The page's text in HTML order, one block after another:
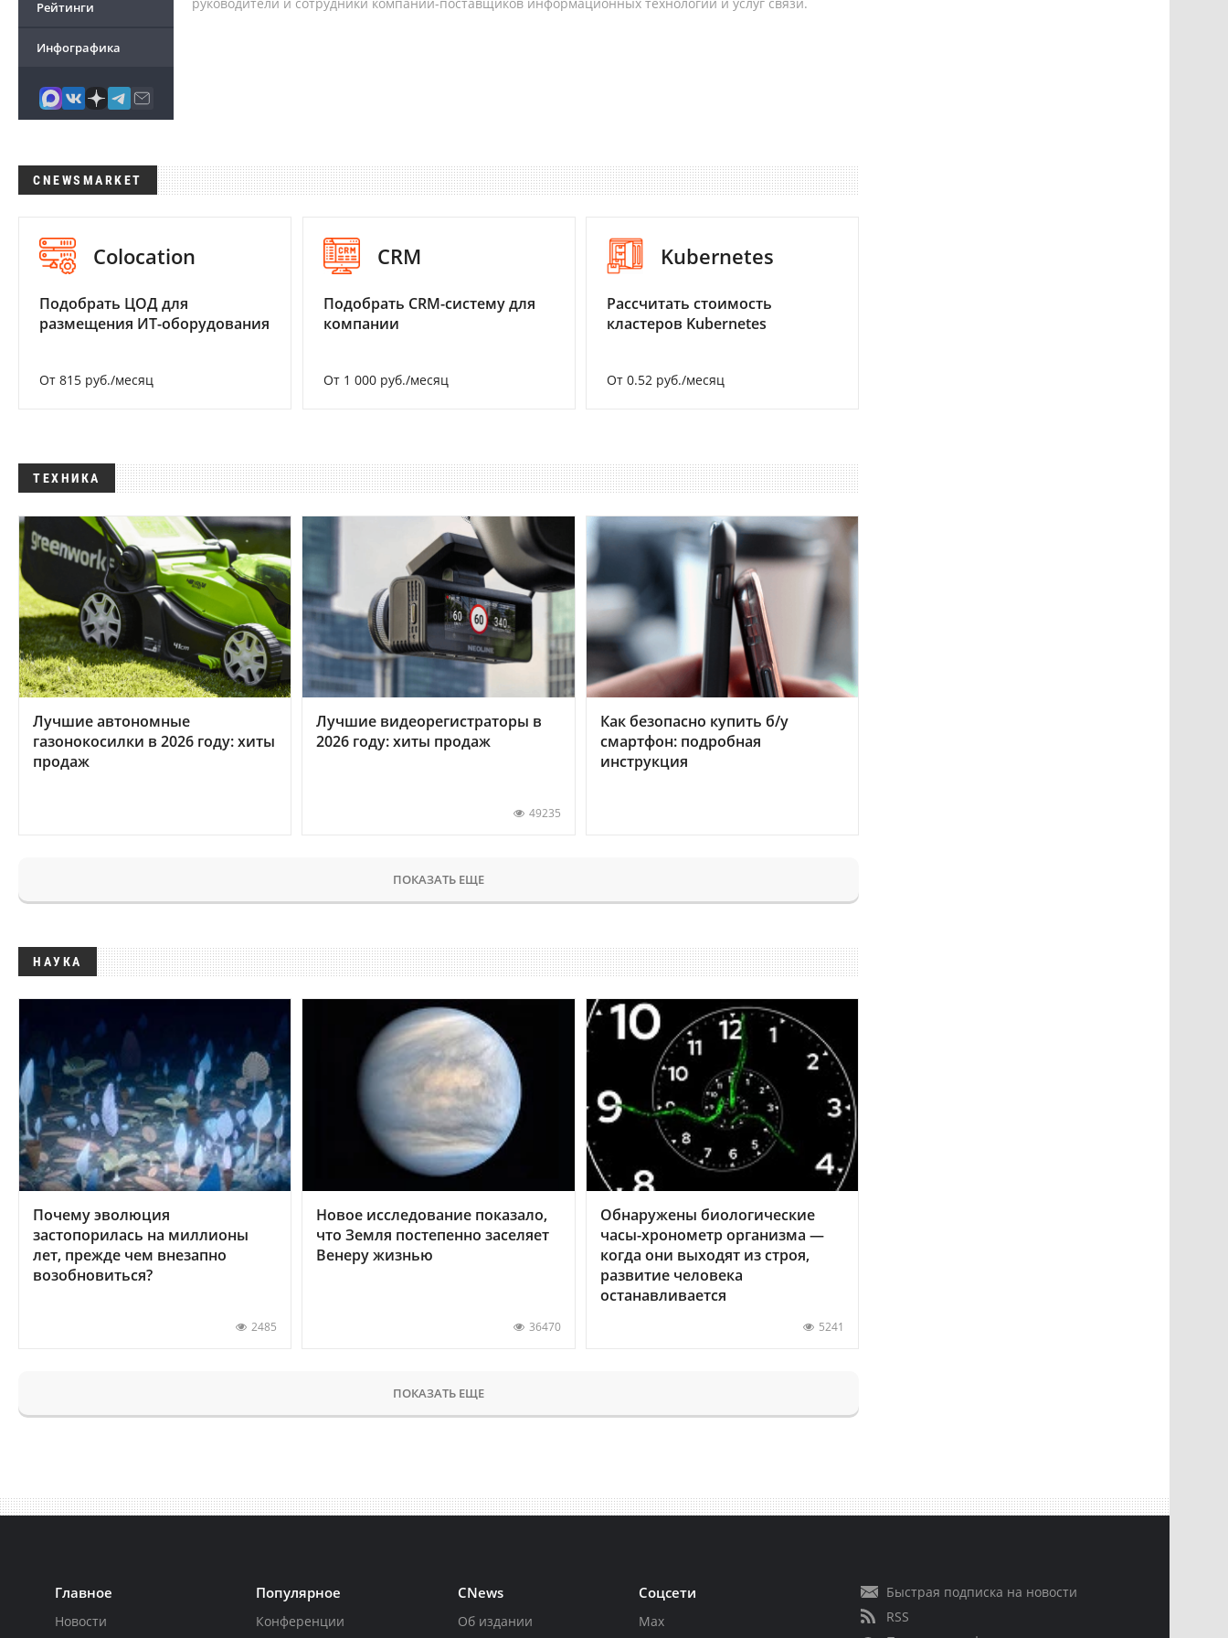
Рейтинги
Инфографика
CNEWSMARKET
Colocation
Подобрать ЦОД для
размещения ИТ-оборудования
От 815 руб./месяц
CRM
Подобрать CRM-систему для
компании
От 1 000 руб./месяц
Kubernetes
Рассчитать стоимость
кластеров Kubernetes
От 0.52 руб./месяц
ТЕХНИКА
Лучшие автономные
газонокосилки в 2026 году: хиты
продаж
Лучшие видеорегистраторы в
2026 году: хиты продаж
49235
Как безопасно купить б/у
смартфон: подробная
инструкция
ПОКАЗАТЬ ЕЩЕ
НАУКА
Почему эволюция
застопорилась на миллионы
лет, прежде чем внезапно
возобновиться?
2485
Новое исследование показало,
что Земля постепенно заселяет
Венеру жизнью
36470
Обнаружены биологические
часы-хронометр организма —
когда они выходят из строя,
развитие человека
останавливается
5241
ПОКАЗАТЬ ЕЩЕ
Главное
Новости
Популярное
Конференции
CNews
Об издании
Соцсети
Max
Быстрая подписка на новости
RSS